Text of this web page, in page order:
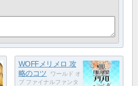
WOFFメリメロ 攻
略のコツ
ワールド オ
ブ ファイナルファンタ